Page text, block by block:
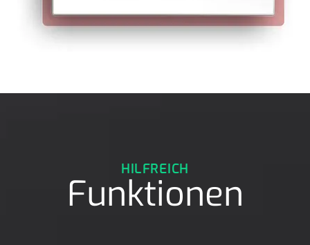
HILFREICH
Funktionen